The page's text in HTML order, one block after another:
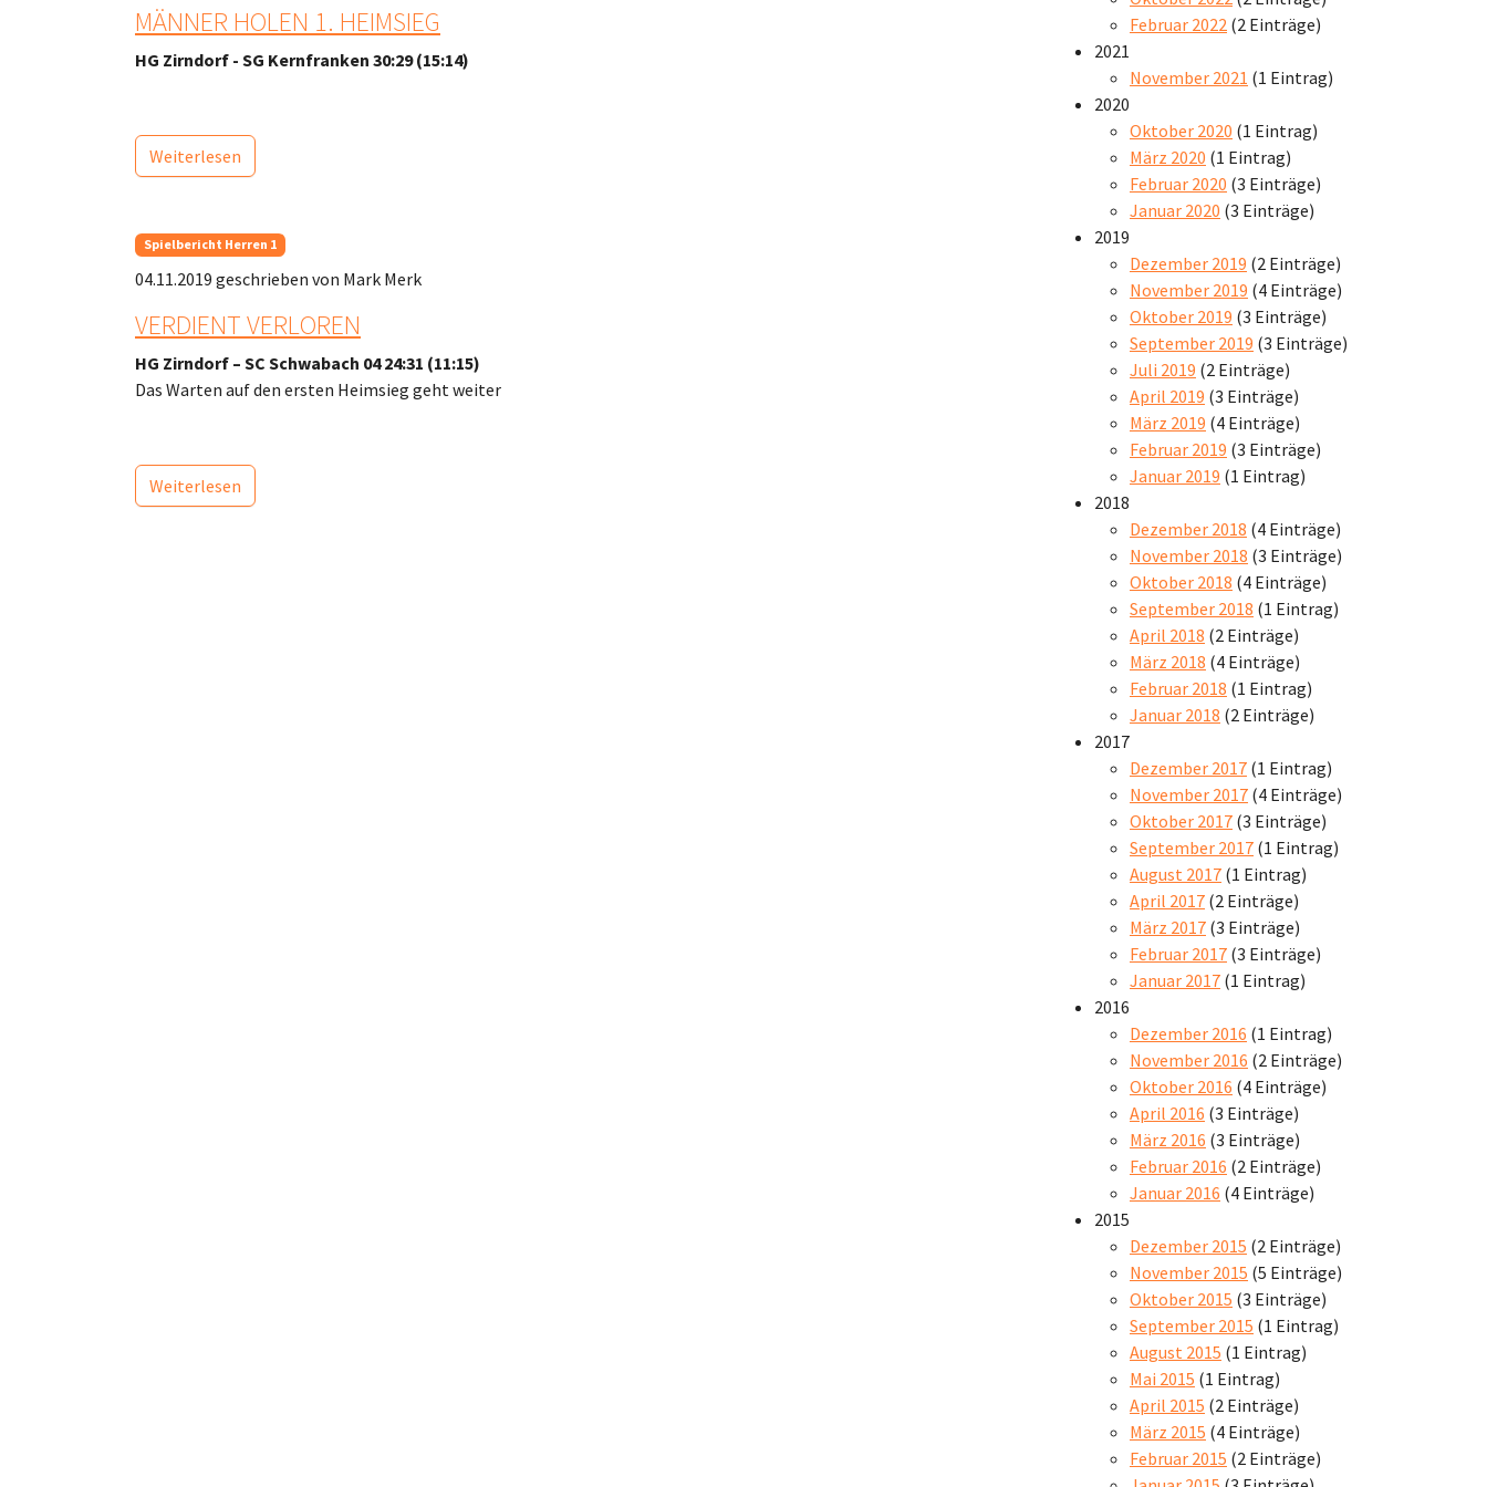
MÄNNER HOLEN 1. HEIMSIEG
HG Zirndorf - SG Kernfranken 30:29 (15:14)
Weiterlesen
Spielbericht Herren 1
04.11.2019 geschrieben von Mark Merk
VERDIENT VERLOREN
HG Zirndorf – SC Schwabach 04 24:31 (11:15)
Das Warten auf den ersten Heimsieg geht weiter
Weiterlesen
Februar 2022 (2 Einträge)
2021
November 2021 (1 Eintrag)
2020
Oktober 2020 (1 Eintrag)
März 2020 (1 Eintrag)
Februar 2020 (3 Einträge)
Januar 2020 (3 Einträge)
2019
Dezember 2019 (2 Einträge)
November 2019 (4 Einträge)
Oktober 2019 (3 Einträge)
September 2019 (3 Einträge)
Juli 2019 (2 Einträge)
April 2019 (3 Einträge)
März 2019 (4 Einträge)
Februar 2019 (3 Einträge)
Januar 2019 (1 Eintrag)
2018
Dezember 2018 (4 Einträge)
November 2018 (3 Einträge)
Oktober 2018 (4 Einträge)
September 2018 (1 Eintrag)
April 2018 (2 Einträge)
März 2018 (4 Einträge)
Februar 2018 (1 Eintrag)
Januar 2018 (2 Einträge)
2017
Dezember 2017 (1 Eintrag)
November 2017 (4 Einträge)
Oktober 2017 (3 Einträge)
September 2017 (1 Eintrag)
August 2017 (1 Eintrag)
April 2017 (2 Einträge)
März 2017 (3 Einträge)
Februar 2017 (3 Einträge)
Januar 2017 (1 Eintrag)
2016
Dezember 2016 (1 Eintrag)
November 2016 (2 Einträge)
Oktober 2016 (4 Einträge)
April 2016 (3 Einträge)
März 2016 (3 Einträge)
Februar 2016 (2 Einträge)
Januar 2016 (4 Einträge)
2015
Dezember 2015 (2 Einträge)
November 2015 (5 Einträge)
Oktober 2015 (3 Einträge)
September 2015 (1 Eintrag)
August 2015 (1 Eintrag)
Mai 2015 (1 Eintrag)
April 2015 (2 Einträge)
März 2015 (4 Einträge)
Februar 2015 (2 Einträge)